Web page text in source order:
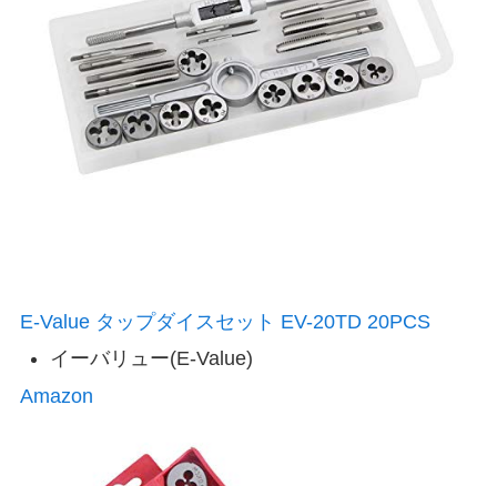
E-Value タップダイスセット EV-20TD 20PCS
イーバリュー(E-Value)
Amazon